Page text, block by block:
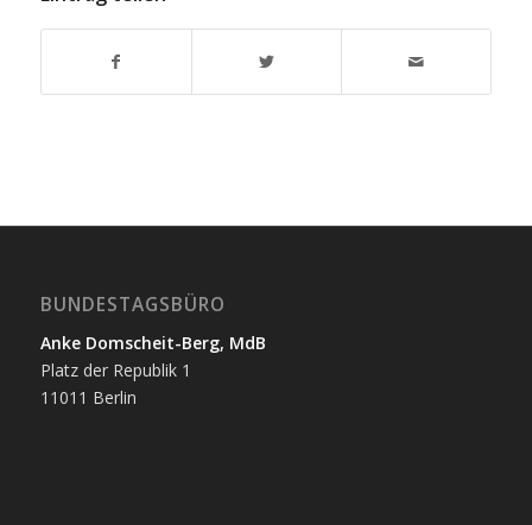
BUNDESTAGSBÜRO
Anke Domscheit-Berg, MdB
Platz der Republik 1
11011 Berlin